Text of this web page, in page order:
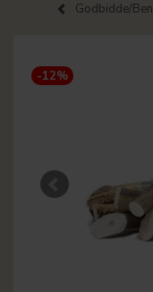
Godbidde/Ben
-12%